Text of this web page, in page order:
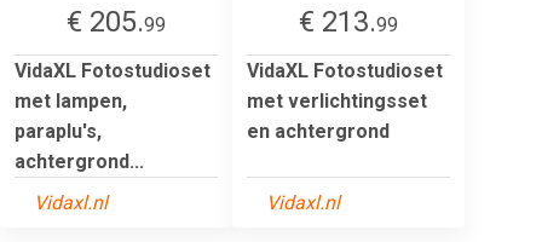
€ 205.99
VidaXL Fotostudioset
met lampen,
paraplu's,
achtergrond...
Vidaxl.nl
€ 213.99
VidaXL Fotostudioset
met verlichtingsset
en achtergrond
Vidaxl.nl